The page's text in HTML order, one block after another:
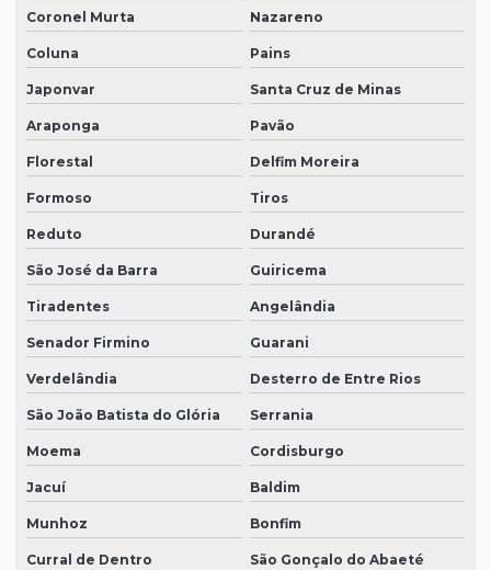
Coronel Murta Nazareno
Coluna Pains
Japonvar Santa Cruz de Minas
Araponga Pavão
Florestal Delfim Moreira
Formoso Tiros
Reduto Durandé
São José da Barra Guiricema
Tiradentes Angelândia
Senador Firmino Guarani
Verdelândia Desterro de Entre Rios
São João Batista do Glória Serrania
Moema Cordisburgo
Jacuí Baldim
Munhoz Bonfim
Curral de Dentro São Gonçalo do Abaeté